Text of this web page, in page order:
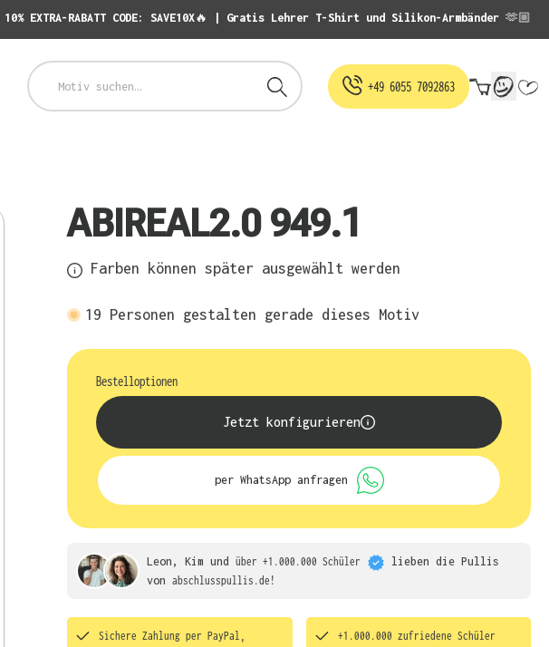
10% EXTRA-RABATT CODE: SAVE10X🔥 | Gratis Lehrer T-Shirt und Silikon-Armbänder 🫶🏼
+49 6055 7092863
ABIREAL2.0 949.1
Farben können später ausgewählt werden
19 Personen gestalten gerade dieses Motiv
Bestelloptionen
Jetzt konfigurieren
per WhatsApp anfragen
Leon, Kim und über +1.000.000 Schüler lieben die Pullis
von abschlusspullis.de!
Sichere Zahlung per PayPal,
+1.000.000 zufriedene Schüler